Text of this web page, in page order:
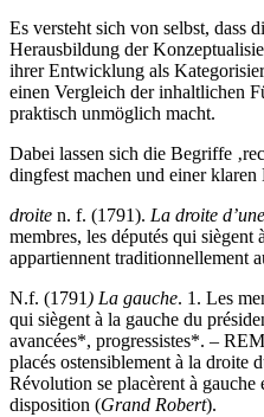
Es versteht sich von selbst, dass
Herausbildung der
ihrer Entwicklung als
einen Vergleich der inhaltlichen
praktisch unmöglich macht.
Dabei lassen sich die Begriffe
dingfest machen und einer klaren
droite n. f. (1791). La droite
membres, les députés qui siègent
appartiennent traditionnellement
N.f. (1791 ) La gauche. 1. Les
qui siègent à la gauche du
avancées*, progressistes*. –
placés ostensiblement à la droite
Révolution se placèrent à
disposition (Grand Robert).